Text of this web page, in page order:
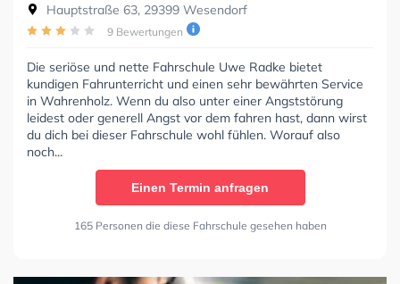
Hauptstraße 63, 29399 Wesendorf
9 Bewertungen
Die seriöse und nette Fahrschule Uwe Radke bietet
kundigen Fahrunterricht und einen sehr bewährten Service
in Wahrenholz. Wenn du also unter einer Angststörung
leidest oder generell Angst vor dem fahren hast, dann wirst
du dich bei dieser Fahrschule wohl fühlen. Worauf also
noch...
Einen Termin anfragen
165 Personen die diese Fahrschule gesehen haben